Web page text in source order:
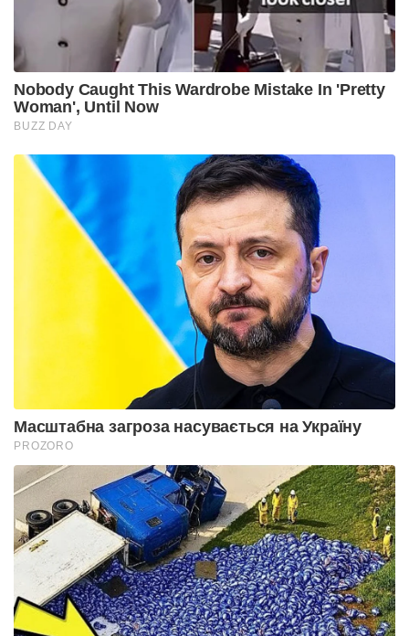
Nobody Caught This Wardrobe Mistake In 'Pretty
Woman', Until Now
BUZZ DAY
Масштабна загроза насувається на Україну
PROZORO